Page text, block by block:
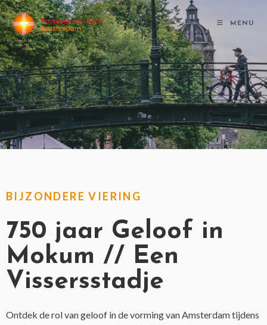
MENU
BIJZONDERE VIERING
750 jaar Geloof in
Mokum // Een
Vissersstadje
Ontdek de rol van geloof in de vorming van Amsterdam tijdens